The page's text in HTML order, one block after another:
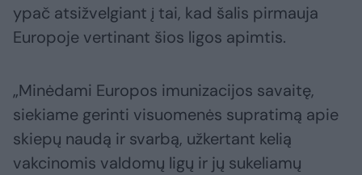
ypač atsižvelgiant į tai, kad šalis pirmauja
Europoje vertinant šios ligos apimtis.
„Minėdami Europos imunizacijos savaitę,
siekiame gerinti visuomenės supratimą apie
skiepų naudą ir svarbą, užkertant kelią
vakcinomis valdomų ligų ir jų sukeliamų